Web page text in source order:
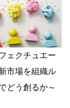
ェクチュエー
市場を組織ル
どう創るか～